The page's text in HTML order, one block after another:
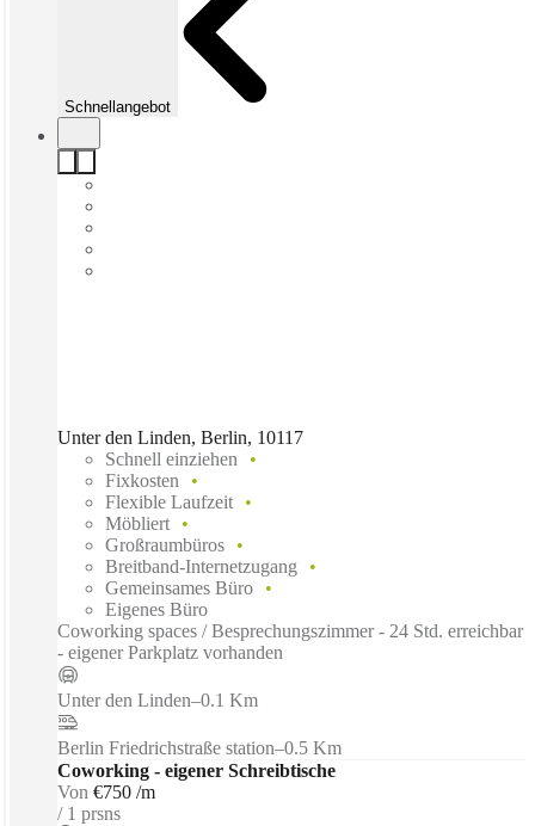
Schnellangebot
Unter den Linden, Berlin, 10117
Schnell einziehen
Fixkosten
Flexible Laufzeit
Möbliert
Großraumbüros
Breitband-Internetzugang
Gemeinsames Büro
Eigenes Büro
Coworking spaces / Besprechungszimmer - 24 Std. erreichbar
- eigener Parkplatz vorhanden
Unter den Linden–0.1 Km
Berlin Friedrichstraße station–0.5 Km
Coworking - eigener Schreibtische
Von €750 /m
1 prsns